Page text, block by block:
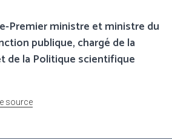
Premier ministre et ministre du
publique, chargé de la
de la Politique scientifique
source